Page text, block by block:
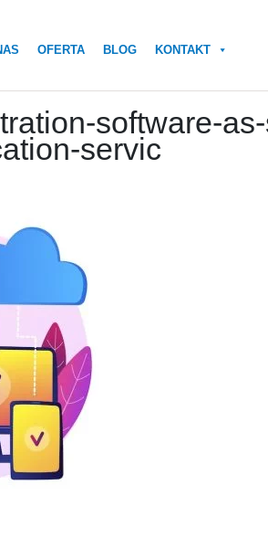
OFERTA BLOG KONTAKT
software-
servic